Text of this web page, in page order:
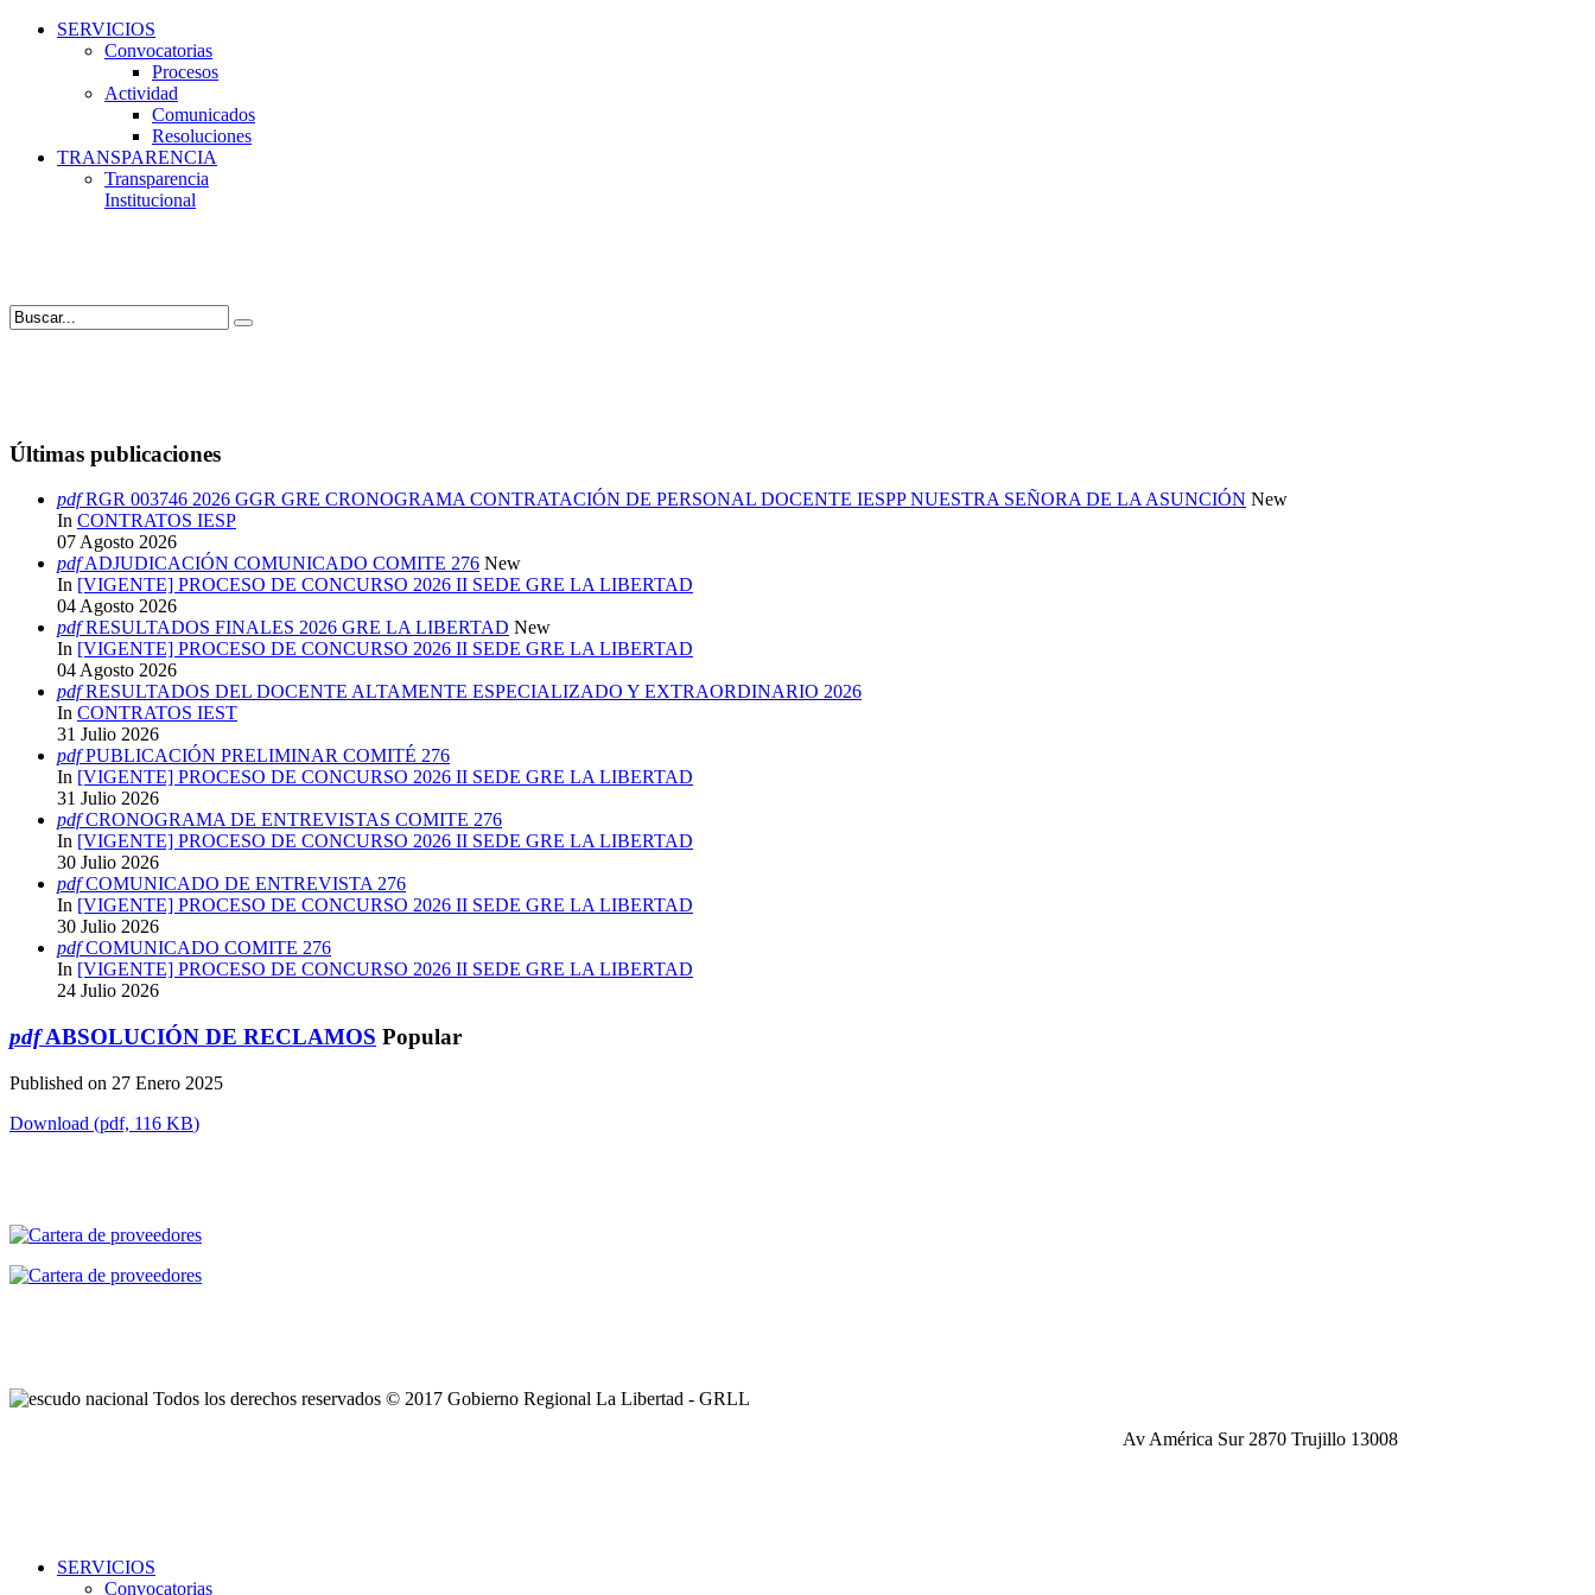
SERVICIOS
Convocatorias
Procesos
Actividad
Comunicados
Resoluciones
TRANSPARENCIA
Transparencia
Institucional
Últimas publicaciones
pdf RGR 003746 2026 GGR GRE CRONOGRAMA CONTRATACIÓN DE PERSONAL DOCENTE IESPP NUESTRA SEÑORA DE LA ASUNCIÓN New
In CONTRATOS IESP
07 Agosto 2026
pdfADJUDICACIÓN COMUNICADO COMITE 276 New
In [VIGENTE] PROCESO DE CONCURSO 2026 II SEDE GRE LA LIBERTAD
04 Agosto 2026
pdf RESULTADOS FINALES 2026 GRE LA LIBERTAD New
In [VIGENTE] PROCESO DE CONCURSO 2026 II SEDE GRE LA LIBERTAD
04 Agosto 2026
pdf RESULTADOS DEL DOCENTE ALTAMENTE ESPECIALIZADO Y EXTRAORDINARIO 2026
In CONTRATOS IEST
31 Julio 2026
pdf PUBLICACIÓN PRELIMINAR COMITÉ 276
In [VIGENTE] PROCESO DE CONCURSO 2026 II SEDE GRE LA LIBERTAD
31 Julio 2026
pdf CRONOGRAMA DE ENTREVISTAS COMITE 276
In [VIGENTE] PROCESO DE CONCURSO 2026 II SEDE GRE LA LIBERTAD
30 Julio 2026
pdf COMUNICADO DE ENTREVISTA 276
In [VIGENTE] PROCESO DE CONCURSO 2026 II SEDE GRE LA LIBERTAD
30 Julio 2026
pdf COMUNICADO COMITE 276
In [VIGENTE] PROCESO DE CONCURSO 2026 II SEDE GRE LA LIBERTAD
24 Julio 2026
pdf ABSOLUCIÓN DE RECLAMOS Popular
Published on 27 Enero 2025
Download (pdf, 116 KB)
Todos los derechos reservados © 2017 Gobierno Regional La Libertad - GRLL
Av América Sur 2870 Trujillo 13008
SERVICIOS
Convocatorias